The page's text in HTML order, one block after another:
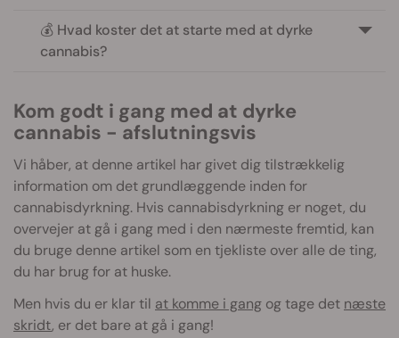
💰 Hvad koster det at starte med at dyrke
cannabis?
Kom godt i gang med at dyrke
cannabis - afslutningsvis
Vi håber, at denne artikel har givet dig tilstrækkelig
information om det grundlæggende inden for
cannabisdyrkning. Hvis cannabisdyrkning er noget, du
overvejer at gå i gang med i den nærmeste fremtid, kan
du bruge denne artikel som en tjekliste over alle de ting,
du har brug for at huske.
Men hvis du er klar til at komme i gang og tage det næste
skridt, er det bare at gå i gang!